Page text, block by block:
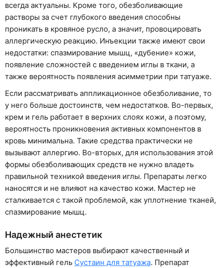
всегда актуальны. Кроме того, обезболивающие
растворы за счет глубокого введения способны
проникать в кровяное русло, а значит, провоцировать
аллергическую реакцию. Инъекции также имеют свои
недостатки: спазмирование мышц, «дубение» кожи,
появление сложностей с введением иглы в ткани, а
также вероятность появления асимметрии при татуаже.
Если рассматривать аппликационное обезболивание, то
у него больше достоинств, чем недостатков. Во-первых,
крем и гель работает в верхних слоях кожи, а поэтому,
вероятность проникновения активных компонентов в
кровь минимальна. Такие средства практически не
вызывают аллергию. Во-вторых, для использования этой
формы обезболивающих средств не нужно владеть
правильной техникой введения иглы. Препараты легко
наносятся и не влияют на качество кожи. Мастер не
сталкивается с такой проблемой, как уплотнение тканей,
спазмирование мышц.
Надежный анестетик
Большинство мастеров выбирают качественный и
эффективный гель Сустаин для татуажа. Препарат